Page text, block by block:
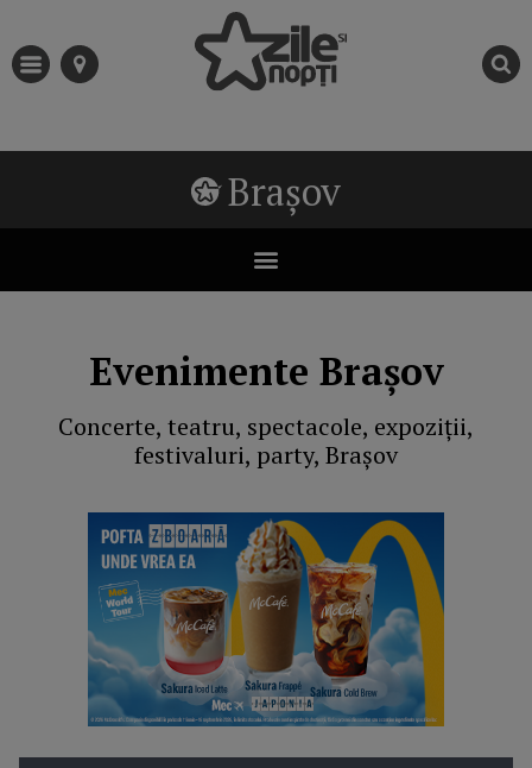
Brașov
Evenimente Brașov
Concerte, teatru, spectacole, expoziții,
festivaluri, party, Brașov